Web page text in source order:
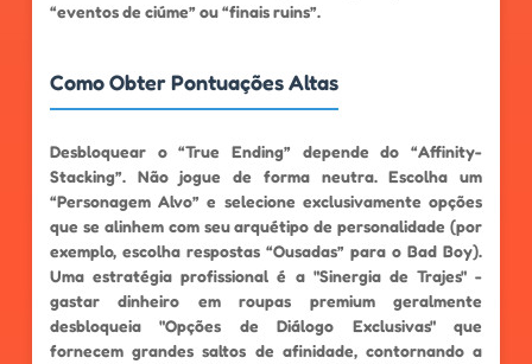
“eventos de ciúme” ou “finais ruins”.
Como Obter Pontuações Altas
Desbloquear o “True Ending” depende do “Affinity-
Stacking”. Não jogue de forma neutra. Escolha um
“Personagem Alvo” e selecione exclusivamente opções
que se alinhem com seu arquétipo de personalidade (por
exemplo, escolha respostas “Ousadas” para o Bad Boy).
Uma estratégia profissional é a "Sinergia de Trajes" -
gastar dinheiro em roupas premium geralmente
desbloqueia "Opções de Diálogo Exclusivas" que
fornecem grandes saltos de afinidade, contornando a